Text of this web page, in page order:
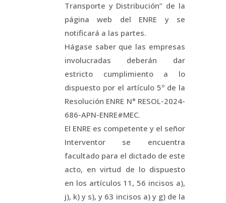
Transporte y Distribución” de la
página web del ENRE y se
notificará a las partes.
Hágase saber que las empresas
involucradas deberán dar
estricto cumplimiento a lo
dispuesto por el artículo 5º de la
Resolución ENRE N° RESOL-2024-
686-APN-ENRE#MEC.
El ENRE es competente y el señor
Interventor se encuentra
facultado para el dictado de este
acto, en virtud de lo dispuesto
en los artículos 11, 56 incisos a),
j), k) y s), y 63 incisos a) y g) de la